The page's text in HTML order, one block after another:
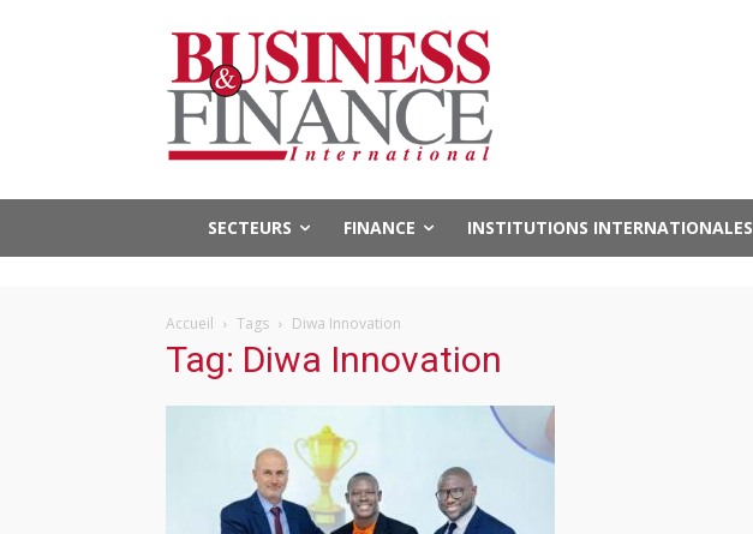
SECTEURS FINANCE INSTITUTIONS INTERNATIONALES
Accueil Tags Diwa Innovation
Tag: Diwa Innovation